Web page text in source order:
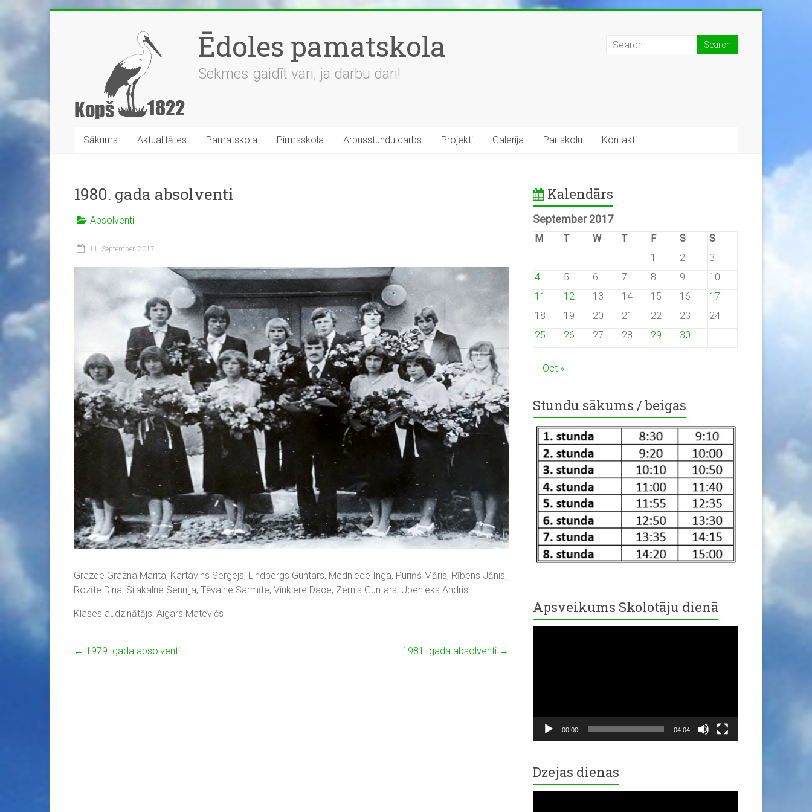
Ēdoles pamatskola
Sekmes gaidīt vari, ja darbu dari!
Sākums Aktualitātes Pamatskola Pirmsskola Ārpusstundu darbs Projekti Galerija Par skolu Kontakti
1980. gada absolventi
Absolventi
11. September, 2017
Grazde Grazna Marita, Kartavihs Sergejs, Lindbergs Guntars, Medniece Inga, Puriņš Māris, Rībens Jānis,
Rozīte Dina, Silakalne Sennija, Tēvaine Sarmīte, Vinklere Dace, Zernis Guntars, Upenieks Andris
Klases audzinātājs: Aigars Matevičs
← 1979. gada absolventi 1981. gada absolventi →
Kalendārs
September 2017
M T W T F S
S
1
2
3
4
5 6 7 8 9
10
11
12 13 14 15 16
17
18
19 20 21 22 23
24
25
26 27 28 29 30
Oct »
Stundu sākums / beigas
Apsveikums Skolotāju dienā
00:00 04:04
Dzejas dienas